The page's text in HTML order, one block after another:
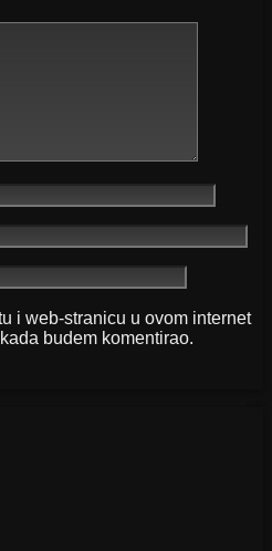
i web-stranicu u ovom internet
budem komentirao.